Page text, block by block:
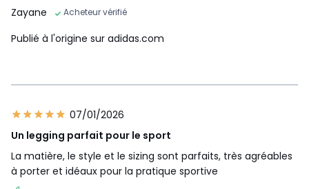
Zayane
Acheteur vérifié
Publié à l'origine sur adidas.com
07/01/2026
Un legging parfait pour le sport
La matière, le style et le sizing sont parfaits, très agréables
à porter et idéaux pour la pratique sportive